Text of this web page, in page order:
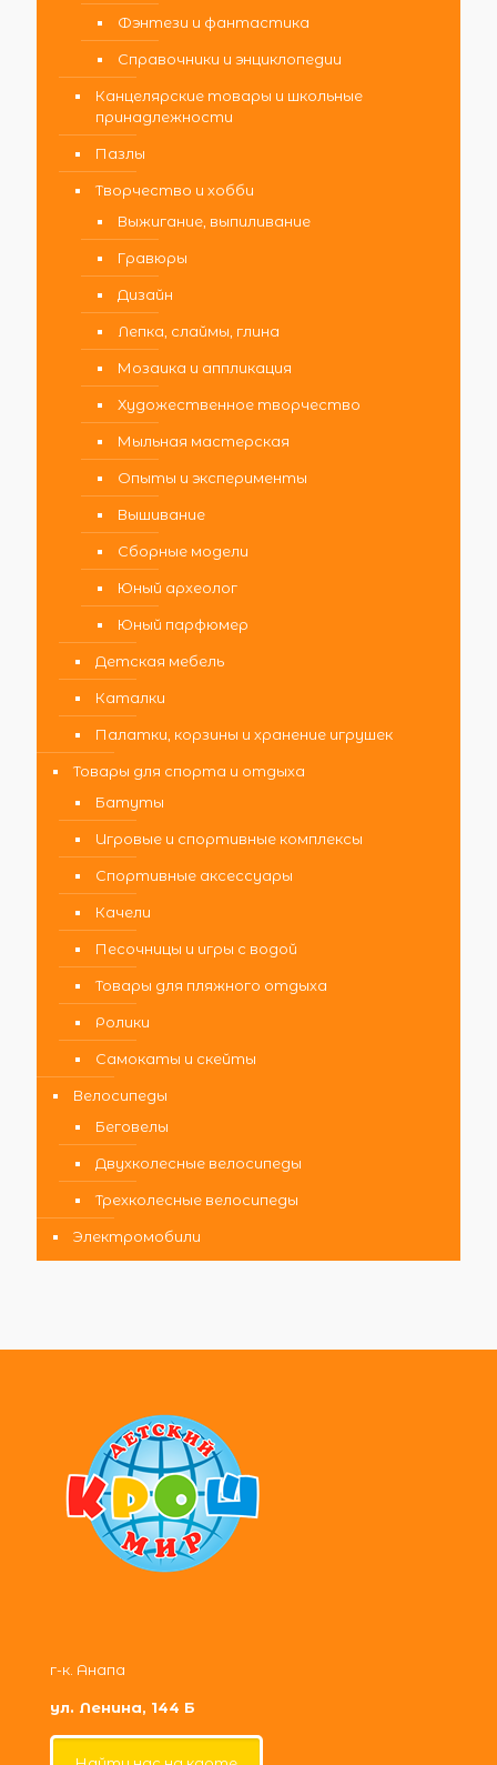
Фэнтези и фантастика
Справочники и энциклопедии
Канцелярские товары и школьные
принадлежности
Пазлы
Творчество и хобби
Выжигание, выпиливание
Гравюры
Дизайн
Лепка, слаймы, глина
Мозаика и аппликация
Художественное творчество
Мыльная мастерская
Опыты и эксперименты
Вышивание
Сборные модели
Юный археолог
Юный парфюмер
Детская мебель
Каталки
Палатки, корзины и хранение игрушек
Товары для спорта и отдыха
Батуты
Игровые и спортивные комплексы
Спортивные аксессуары
Качели
Песочницы и игры с водой
Товары для пляжного отдыха
Ролики
Самокаты и скейты
Велосипеды
Беговелы
Двухколесные велосипеды
Трехколесные велосипеды
Электромобили
г-к. Анапа
ул. Ленина, 144 Б